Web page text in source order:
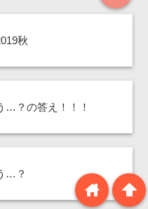
秋
…？の答え！！！
…？
arrowup
home